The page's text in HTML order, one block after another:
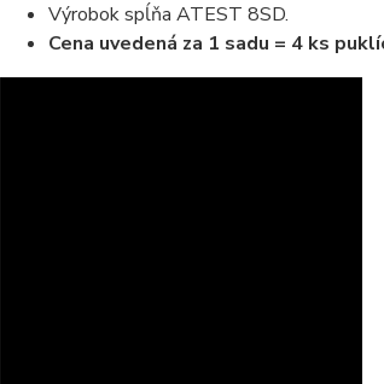
Výrobok spĺňa ATEST 8SD.
Cena uvedená za 1 sadu = 4 ks